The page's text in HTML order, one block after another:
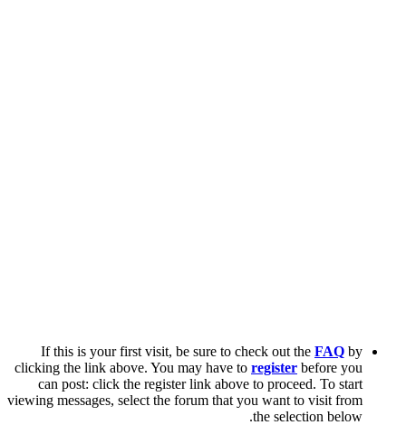
If this is your first visit, be sure to check out the FAQ by
clicking the link above. You may have to register before you
can post: click the register link above to proceed. To start
viewing messages, select the forum that you want to visit from
the selection below.